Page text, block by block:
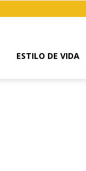
ESTILO DE VIDA